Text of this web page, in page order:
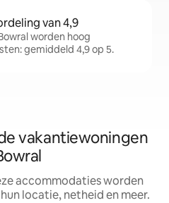
van 4,9
worden hoog
gemiddeld 4,9 op 5.
vakantiewoningen
accommodaties worden
locatie, netheid en meer.